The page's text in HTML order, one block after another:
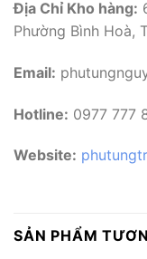
Địa Chỉ Kho hàng:
Phường Bình Hoà,
Email:
Hotline: 0977 777
Website:
SẢN PHẨM